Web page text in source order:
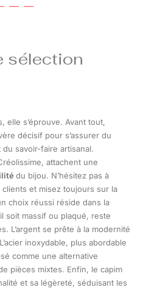
sélection
elle s’éprouve. Avant tout,
décisif pour s’assurer du
savoir-faire artisanal.
attachent une
du bijou. N’hésitez pas à
et misez toujours sur la
choix réussi réside dans la
soit massif ou plaqué, reste
L’argent se prête à la modernité
inoxydable, plus abordable
comme une alternative
pièces mixtes. Enfin, le capim
et sa légèreté, séduisant les